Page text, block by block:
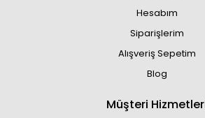
Hesabım
Siparişlerim
Alışveriş Sepetim
Blog
Müşteri